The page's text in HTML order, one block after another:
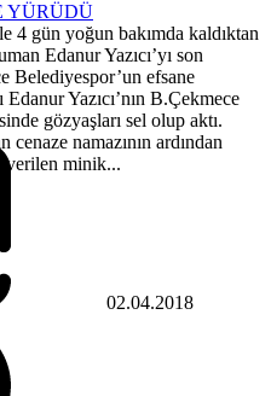
YÜRÜDÜ
4 gün yoğun bakımda kaldıktan
Edanur Yazıcı’yı son
Belediyespor’un efsane
Edanur Yazıcı’nın B.Çekmece
gözyaşları sel olup aktı.
cenaze namazının ardından
verilen minik...
02.04.2018